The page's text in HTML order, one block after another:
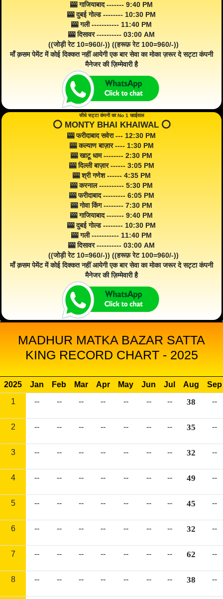
🎰 गाजियाबाद ------- 9:40 PM
🎰 दुबई गोल्ड -------- 10:30 PM
🎰 गली ----------- 11:40 PM
🎰 दिसावर ---------- 03:00 AM
((जोड़ी रेट 10=960/-)) ((हरूफ़ रेट 100=960/-))
माँ क़सम पेमेंट में कोई दिक्कत नहीं आयेगी एक बार सेवा का मोका ज़रूर दे सट्टा कंपनी
मैनेजर की ज़िम्मेवारी है
सीधे सट्टा कंपनी का No 1 खाईवाल
⭕️ MONTY BHAI KHAIWAL ⭕️
🎰 फरीदाबाद सवेरा --- 12:30 PM
🎰 कल्याण बाज़ार ---- 1:30 PM
🎰 खाटू धाम -------- 2:30 PM
🎰 दिल्ली बाज़ार ------ 3:05 PM
🎰 श्री गणेश ------ 4:35 PM
🎰 करनाल ---------- 5:30 PM
🎰 फरीदाबाद --------- 6:05 PM
🎰 गोवा किंग -------- 7:30 PM
🎰 गाजियाबाद ------- 9:40 PM
🎰 दुबई गोल्ड -------- 10:30 PM
🎰 गली ----------- 11:40 PM
🎰 दिसावर ---------- 03:00 AM
((जोड़ी रेट 10=960/-)) ((हरूफ़ रेट 100=960/-))
माँ क़सम पेमेंट में कोई दिक्कत नहीं आयेगी एक बार सेवा का मोका जरूर दे सट्टा कंपनी
मैनेजर की ज़िम्मेवारी है
MADHUR MATKA BAZAR SATTA
KING RECORD CHART - 2025
2025 Jan Feb Mar Apr May Jun Jul Aug
Sep
1
-- -- -- -- -- -- -- 38 --
2 -- -- -- -- -- -- -- 35 --
3 -- -- -- -- -- -- -- 32 --
4 -- -- -- -- -- -- -- 49 --
5 -- -- -- -- -- -- -- 45 --
6 -- -- -- -- -- -- -- 32 --
7 -- -- -- -- -- -- -- 62 --
8 -- -- -- -- -- -- -- 38 --